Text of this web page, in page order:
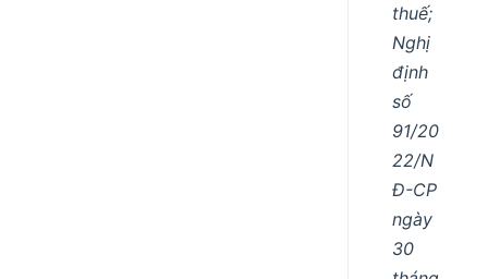
thuế;
Nghị
định
số
91/20
22/N
Đ-CP
ngày
30